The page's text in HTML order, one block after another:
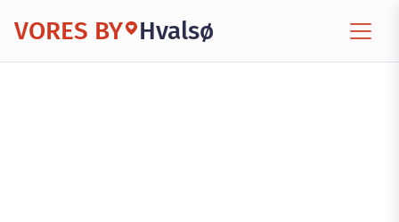
VORES BY Hvalsø